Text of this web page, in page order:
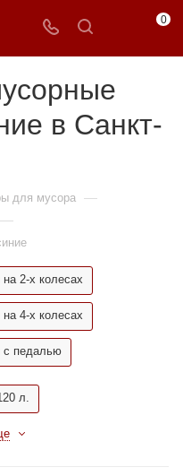
0
в Санкт-
для мусора —
—
2-х колесах
4-х колесах
с педалью
л.